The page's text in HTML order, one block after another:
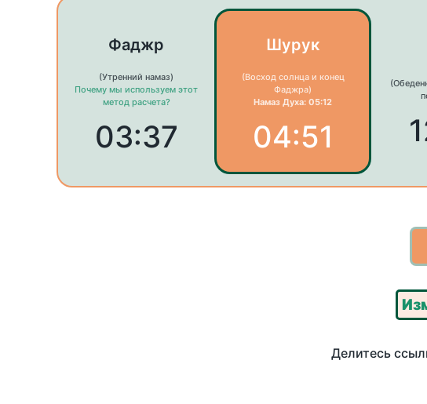
Фаджр
(Утренний намаз)
Почему мы используем этот
метод расчета?
03:37
Шурук
(Восход солнца и конец
Фаджра)
Намаз Духа: 05:12
04:51
Делитесь